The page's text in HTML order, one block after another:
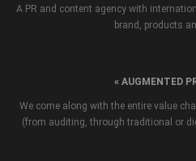
A PR and content agency with
brand, products
« AUGMENTED
We come along with the entire value
(from auditing, through traditional or